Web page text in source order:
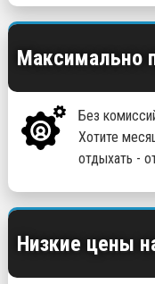
Максимально
Без
Хотите
отдыхать -
Низкие цены